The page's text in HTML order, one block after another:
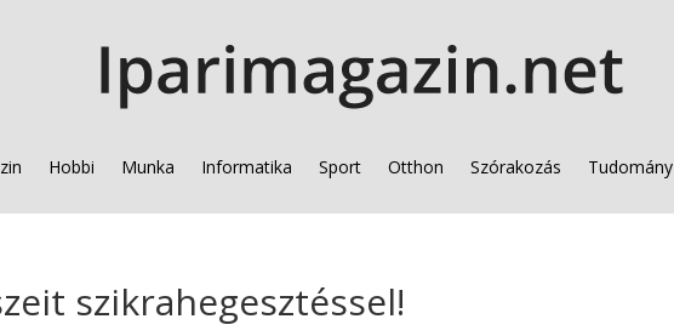
Hobbi Munka Informatika Sport Otthon Szórakozás Tudomány
szikrahegesztéssel!